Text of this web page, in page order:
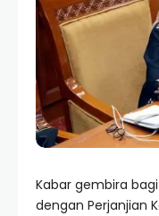
Kabar gembira
dengan Perjanjian